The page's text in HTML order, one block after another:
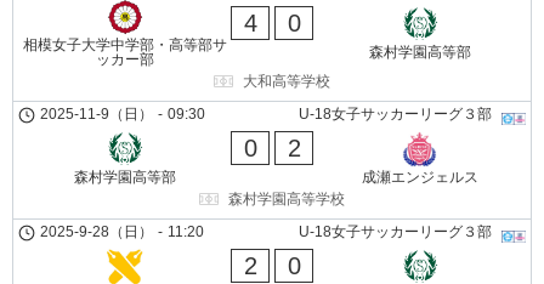
相模女子大学中学部・高等部サ
ッカー部
4 0
森村学園高等部
大和高等学校
U-18女子サッカーリーグ３部
2025-11-9（日） - 09:30
森村学園高等部
0 2
成瀬エンジェルス
森村学園高等学校
U-18女子サッカーリーグ３部
2025-9-28（日） - 11:20
2 0